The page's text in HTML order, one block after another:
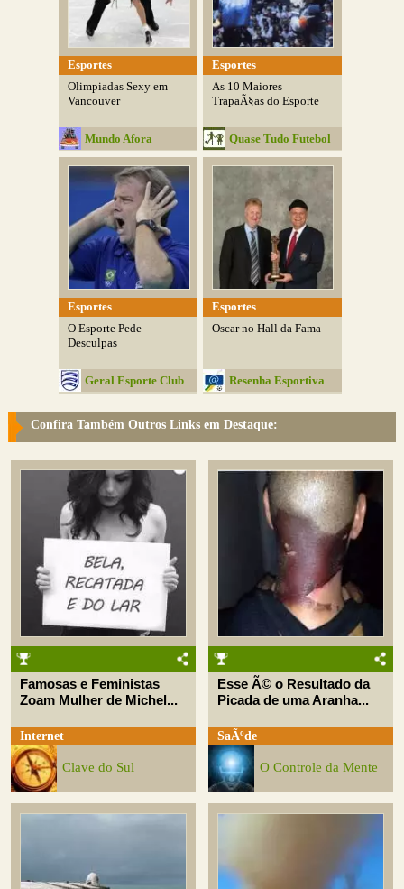
Esportes
Olimpiadas Sexy em
Vancouver
Mundo Afora
Esportes
As 10 Maiores
TrapaÃ§as do Esporte
Quase Tudo Futebol
Esportes
O Esporte Pede
Desculpas
Geral Esporte Club
Esportes
Oscar no Hall da Fama
Resenha Esportiva
Confira Também Outros Links em Destaque:
Famosas e Feministas
Zoam Mulher de Michel...
Internet
Clave do Sul
Esse Ã© o Resultado da
Picada de uma Aranha...
SaÃºde
O Controle da Mente